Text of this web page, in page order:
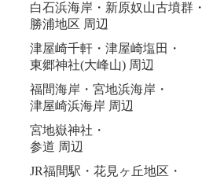
白石浜海岸・新原奴山古墳群・
勝浦地区 周辺
津屋崎千軒・津屋崎塩田・
東郷神社(大峰山) 周辺
福間海岸・宮地浜海岸・
津屋崎浜海岸 周辺
宮地嶽神社・
参道 周辺
JR福間駅・花見ヶ丘地区・